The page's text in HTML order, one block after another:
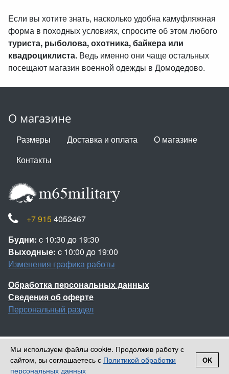
Если вы хотите знать, насколько удобна камуфляжная
форма в походных условиях, спросите об этом любого
туриста, рыболова, охотника, байкера или
квадроциклиста. Ведь именно они чаще остальных
посещают магазин военной одежды в Домодедово.
О магазине
Размеры Доставка и оплата
О магазине
Контакты
+7 915 4052467
Будни: c 10:30 до 19:30
Выходные: c 10:00 до 19:00
Изменения графика работы
Обработка персональных данных
Сведения об оферте
Персональный раздел
Наверх
© 2013-2026 Камуфляж НАТО
Войти
Регистрация
Мы используем файлы cookie. Продолжив работу с
сайтом, вы соглашаетесь с Политикой обработки
персональных данных
OK